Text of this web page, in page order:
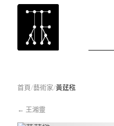
首頁/藝術家/黃莛㭹
← 王湘靈